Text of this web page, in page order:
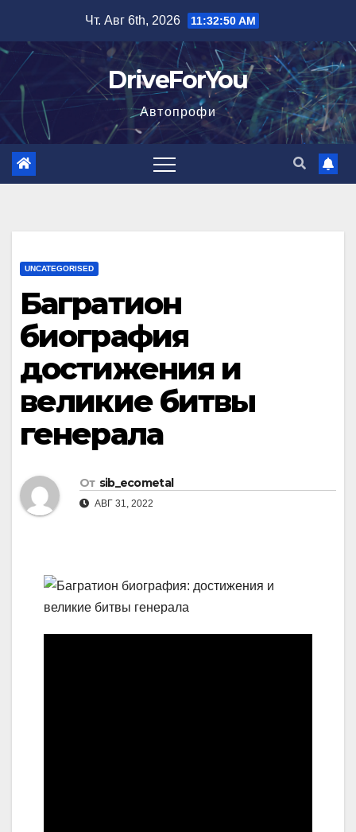
содержимому
Чт. Авг 6th, 2026 11:32:51 AM
DriveForYou
Автопрофи
UNCATEGORISED
Багратион
биография
достижения и
великие битвы
генерала
От sib_ecometal
АВГ 31, 2022